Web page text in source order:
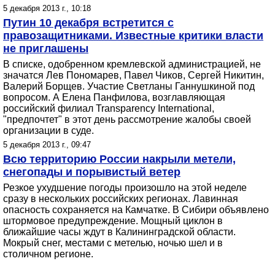
5 декабря 2013 г., 10:18
Путин 10 декабря встретится с
правозащитниками. Известные критики власти
не приглашены
В списке, одобренном кремлевской администрацией, не
значатся Лев Пономарев, Павел Чиков, Сергей Никитин,
Валерий Борщев. Участие Светланы Ганнушкиной под
вопросом. А Елена Панфилова, возглавляющая
российский филиал Transparency International,
"предпочтет" в этот день рассмотрение жалобы своей
организации в суде.
5 декабря 2013 г., 09:47
Всю территорию России накрыли метели,
снегопады и порывистый ветер
Резкое ухудшение погоды произошло на этой неделе
сразу в нескольких российских регионах. Лавинная
опасность сохраняется на Камчатке. В Сибири объявлено
штормовое предупреждение. Мощный циклон в
ближайшие часы ждут в Калининградской области.
Мокрый снег, местами с метелью, ночью шел и в
столичном регионе.